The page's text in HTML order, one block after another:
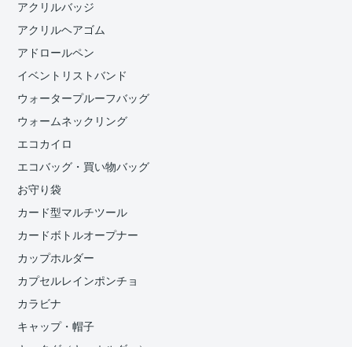
アクリルバッジ
アクリルヘアゴム
アドロールペン
イベントリストバンド
ウォータープルーフバッグ
ウォームネックリング
エコカイロ
エコバッグ・買い物バッグ
お守り袋
カード型マルチツール
カードボトルオープナー
カップホルダー
カプセルレインポンチョ
カラビナ
キャップ・帽子